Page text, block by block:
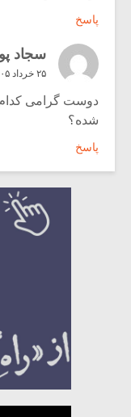
پاسخ
سجاد
۲۵ خرداد ۱۴۰۵ در ۵:۱۵ ب٫ظ
دوست گرامی
شده؟
پاسخ